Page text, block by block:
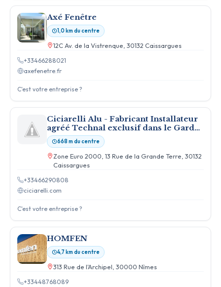
Axé Fenêtre
1,0 km du centre
12C Av. de la Vistrenque, 30132 Caissargues
+33466288021
axefenetre.fr
C'est votre entreprise ?
Ciciarelli Alu - Fabricant Installateur
agréé Technal exclusif dans le Gard
depuis 1963
668 m du centre
Zone Euro 2000, 13 Rue de la Grande Terre, 30132
Caissargues
+33466290808
ciciarelli.com
C'est votre entreprise ?
HOMFEN
4,7 km du centre
313 Rue de l'Archipel, 30000 Nîmes
+33448768089